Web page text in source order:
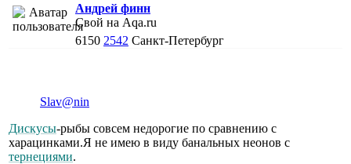
Андрей финн
Свой на Aqa.ru
6150 2542 Санкт-Петербург
Slav@nin
Дискусы-рыбы совсем недорогие по сравнению с
харацинками.Я не имею в виду банальных неонов с
тернециями.